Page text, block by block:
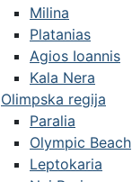
Milina
Platanias
Agios Ioannis
Kala Nera
Olimpska regija
Paralia
Olympic Beach
Leptokaria